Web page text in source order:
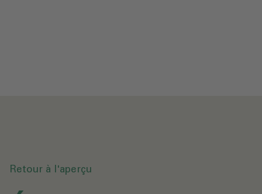
Retour à l'aperçu